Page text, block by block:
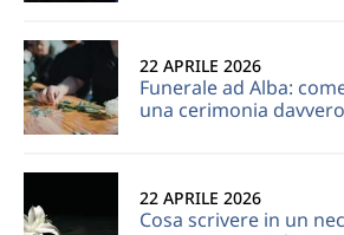
Funerale ad Alba:
una cerimonia
22 APRILE 2026
Cosa scrivere in un
22 APRILE 2026